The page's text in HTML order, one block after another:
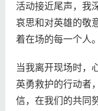
活动接近尾声，我
哀思和对英雄的敬
着在场的每一个人。
当我离开现场时，
英勇救护的行动者
信，在我们的共同